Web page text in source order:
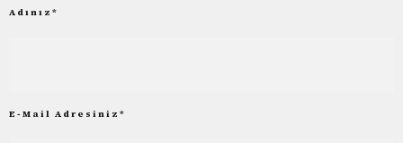
Adınız *
E-Mail Adresiniz *